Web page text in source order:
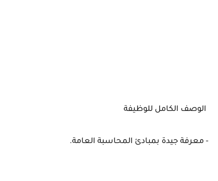
الوصف الكامل للوظيفة
- معرفة جيدة بمبادئ المحاسبة العامة.